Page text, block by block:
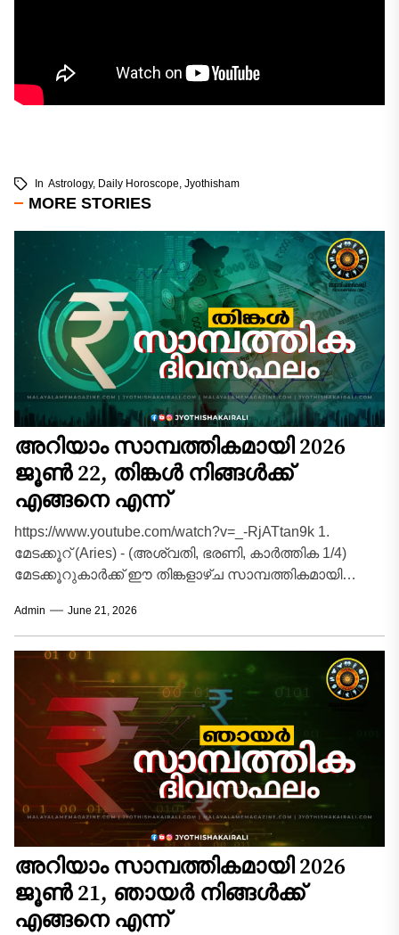
In Astrology, Daily Horoscope, Jyothisham
MORE STORIES
അറിയാം സാമ്പത്തികമായി 2026
ജൂൺ 22, തിങ്കൾ നിങ്ങൾക്ക്
എങ്ങനെ എന്ന്
https://www.youtube.com/watch?v=_-RjATtan9k 1.
മേടക്കൂറ് (Aries) - (അശ്വതി, ഭരണി, കാർത്തിക 1/4)
മേടക്കൂറുകാർക്ക് ഈ തിങ്കളാഴ്ച സാമ്പത്തികമായി
ഉണ്ടാക്കാൻ സാധിക്കുന്ന അനുകൂലമായ...
Admin June 21, 2026
അറിയാം സാമ്പത്തികമായി 2026
ജൂൺ 21, ഞായർ നിങ്ങൾക്ക്
എങ്ങനെ എന്ന്